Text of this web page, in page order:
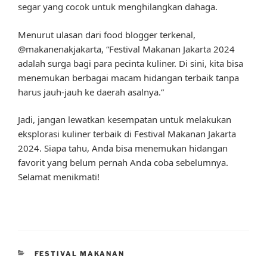
segar yang cocok untuk menghilangkan dahaga.
Menurut ulasan dari food blogger terkenal,
@makanenakjakarta, “Festival Makanan Jakarta 2024
adalah surga bagi para pecinta kuliner. Di sini, kita bisa
menemukan berbagai macam hidangan terbaik tanpa
harus jauh-jauh ke daerah asalnya.”
Jadi, jangan lewatkan kesempatan untuk melakukan
eksplorasi kuliner terbaik di Festival Makanan Jakarta
2024. Siapa tahu, Anda bisa menemukan hidangan
favorit yang belum pernah Anda coba sebelumnya.
Selamat menikmati!
CATEGORIES
FESTIVAL MAKANAN